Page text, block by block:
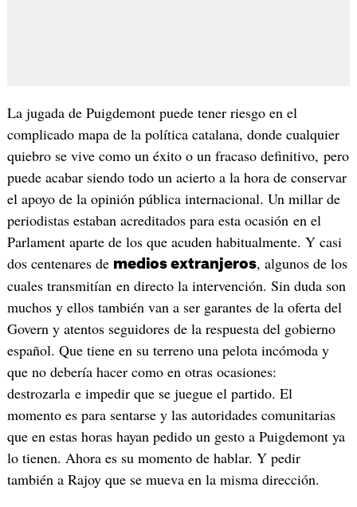
La jugada de Puigdemont puede tener riesgo en el
complicado mapa de la política catalana, donde cualquier
quiebro se vive como un éxito o un fracaso definitivo, pero
puede acabar siendo todo un acierto a la hora de conservar
el apoyo de la opinión pública internacional. Un millar de
periodistas estaban acreditados para esta ocasión en el
Parlament aparte de los que acuden habitualmente. Y casi
dos centenares de medios extranjeros, algunos de los
cuales transmitían en directo la intervención. Sin duda son
muchos y ellos también van a ser garantes de la oferta del
Govern y atentos seguidores de la respuesta del gobierno
español. Que tiene en su terreno una pelota incómoda y
que no debería hacer como en otras ocasiones:
destrozarla e impedir que se juegue el partido. El
momento es para sentarse y las autoridades comunitarias
que en estas horas hayan pedido un gesto a Puigdemont ya
lo tienen. Ahora es su momento de hablar. Y pedir
también a Rajoy que se mueva en la misma dirección.